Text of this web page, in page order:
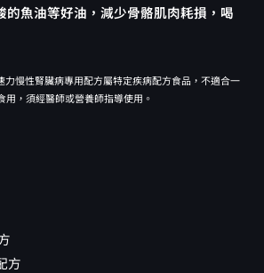
的魚油等好油，減少骨骼肌肉耗損，喝
慢性腎臟病專用配方屬特定疾病配方食品，不適合一
用，須經醫師或營養師指導使用。
方